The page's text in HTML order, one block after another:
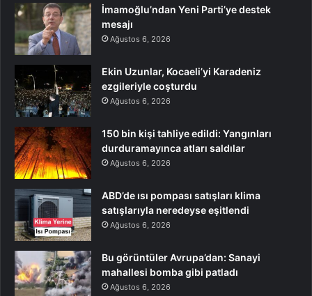
İmamoğlu’ndan Yeni Parti’ye destek
mesajı
Ağustos 6, 2026
Ekin Uzunlar, Kocaeli’yi Karadeniz
ezgileriyle coşturdu
Ağustos 6, 2026
150 bin kişi tahliye edildi: Yangınları
durduramayınca atları saldılar
Ağustos 6, 2026
ABD’de ısı pompası satışları klima
satışlarıyla neredeyse eşitlendi
Ağustos 6, 2026
Bu görüntüler Avrupa’dan: Sanayi
mahallesi bomba gibi patladı
Ağustos 6, 2026